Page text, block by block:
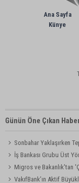
Ana Sayfa
Künye
Günün Öne Çıkan
Sonbahar Yaklaşırken
İş Bankası Grubu Üst
Migros ve Bakanlık'tan
VakıfBank’ın Aktif